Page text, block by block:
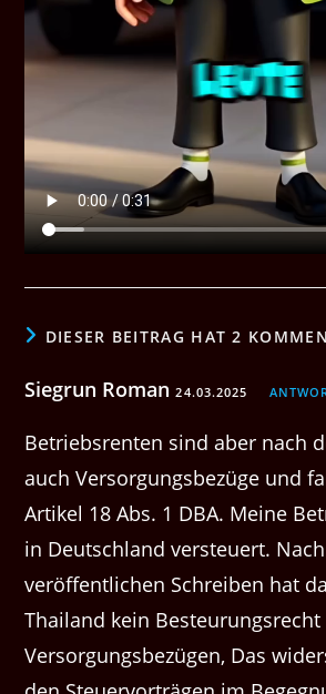
DIESER BEITRAG HAT 2
Siegrun Roman24.03.2025
Betriebsrenten sind aber nach
auch Versorgungsbezüge und
Artikel 18 Abs. 1 DBA. Meine
in Deutschland versteuert.
veröffentlichen Schreiben hat
Thailand kein Besteurungsrecht
Versorgungsbezügen, Das